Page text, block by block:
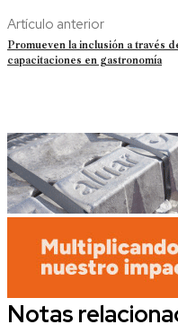
Artículo anterior
Promueven la inclusión a través
capacitaciones en gastronomía
Notas